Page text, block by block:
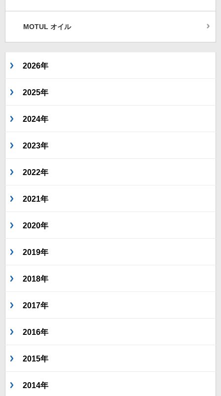
MOTUL オイル
2026年
2025年
2024年
2023年
2022年
2021年
2020年
2019年
2018年
2017年
2016年
2015年
2014年